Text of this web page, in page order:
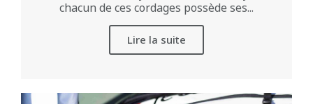
chacun de ces cordages possède ses...
Lire la suite